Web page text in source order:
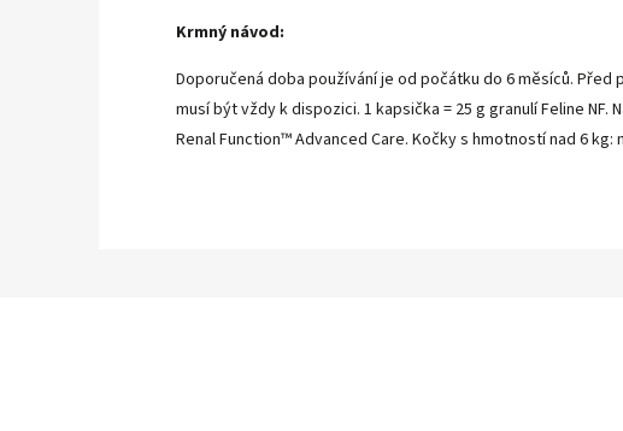
Krmný návod:
Doporučená doba používání je od počátku do 6 měsíců.
musí být vždy k dispozici. 1 kapsička = 25 g granulí Feline
Renal Function™ Advanced Care. Kočky s hmotností nad 6